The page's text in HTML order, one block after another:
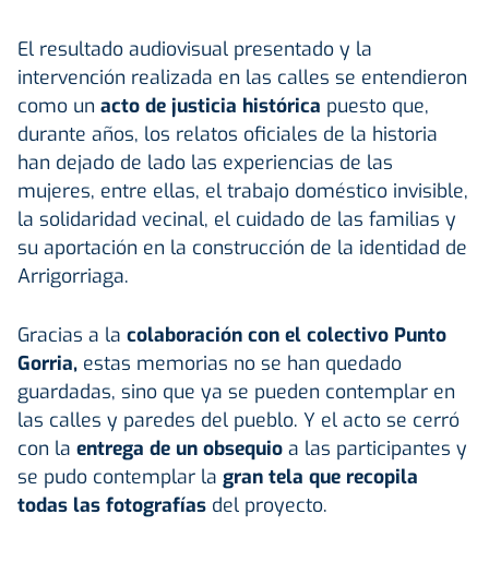
El resultado audiovisual presentado y la
intervención realizada en las calles se entendieron
como un acto de justicia histórica puesto que,
durante años, los relatos oficiales de la historia
han dejado de lado las experiencias de las
mujeres, entre ellas, el trabajo doméstico invisible,
la solidaridad vecinal, el cuidado de las familias y
su aportación en la construcción de la identidad de
Arrigorriaga.
Gracias a la colaboración con el colectivo Punto
Gorria, estas memorias no se han quedado
guardadas, sino que ya se pueden contemplar en
las calles y paredes del pueblo. Y el acto se cerró
con la entrega de un obsequio a las participantes y
se pudo contemplar la gran tela que recopila
todas las fotografías del proyecto.